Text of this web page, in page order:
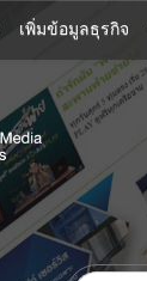
เพิ่มข้อมูลธุรกิจ